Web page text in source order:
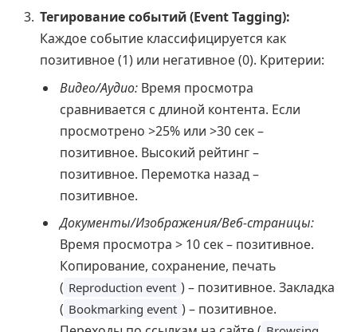
Тегирование событий (Event Tagging):
Каждое событие классифицируется как
позитивное (1) или негативное (0). Критерии:
Видео/Аудио: Время просмотра
сравнивается с длиной контента. Если
просмотрено >25% или >30 сек –
позитивное. Высокий рейтинг –
позитивное. Перемотка назад –
позитивное.
Документы/Изображения/Веб-страницы:
Время просмотра > 10 сек – позитивное.
Копирование, сохранение, печать
( Reproduction event ) – позитивное. Закладка
( Bookmarking event ) – позитивное.